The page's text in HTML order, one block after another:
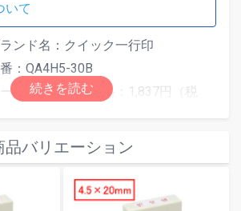
いて
ンド名：クイック一行印
：QA4H5-30B
ーカー希望小売価格：1,837円（税
体色：グリーン
形寸法（mm）：48.0×13.0×62.0
寸法（mm）：4.5×30.0
品バリエーション